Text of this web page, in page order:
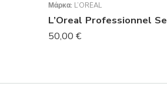
Μάρκα: L’ORÉAL
50,00 €